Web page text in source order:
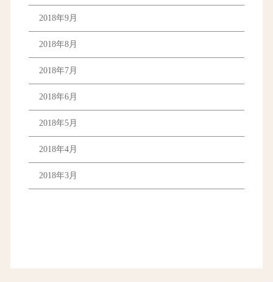
2018年9月
2018年8月
2018年7月
2018年6月
2018年5月
2018年4月
2018年3月